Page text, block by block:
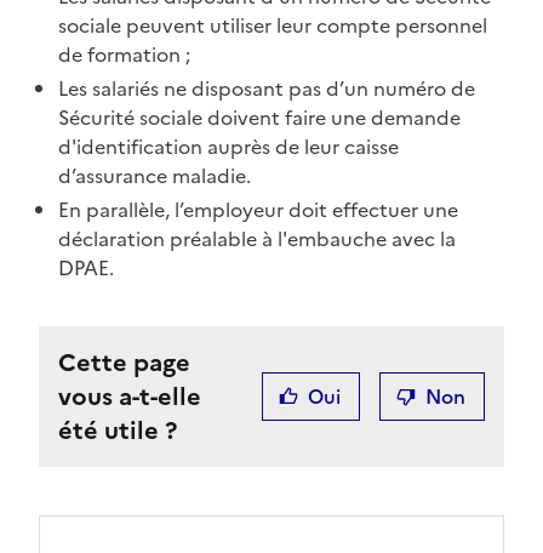
sociale peuvent utiliser leur compte personnel
de formation ;
Les salariés ne disposant pas d’un numéro de
Sécurité sociale doivent faire une demande
d'identification auprès de leur caisse
d’assurance maladie.
En parallèle, l’employeur doit effectuer une
déclaration préalable à l'embauche avec la
DPAE.
Cette page
vous a-t-elle
été utile ?
Oui Non